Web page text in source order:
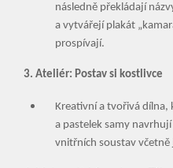
následně překládají
a vytvářejí plakát
prospívají.
3. Ateliér: Postav si kostlivce
Kreativní a tvořivá dílna,
a pastelek samy
vnitřních soustav včetně